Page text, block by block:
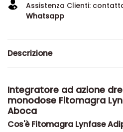
Assistenza Clienti:
Whatsapp
Descrizione
Integratore ad azione
monodose Fitomagra
Aboca
Cos'è Fitomagra Lynfase